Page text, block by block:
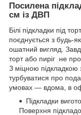
Посилена
см із ДВП
Білі підкладки під
поєднується з будь-
ошатний вигляд.
торт або пиріг не
З міцною
турбуватися про
умовах — вдома, в
Підкладки
Поверхня